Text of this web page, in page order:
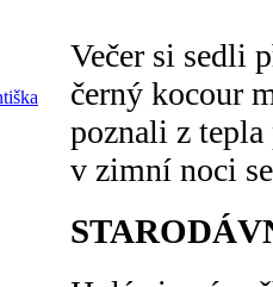
Večer si sedli
černý kocour
poznali z
v zimní noci